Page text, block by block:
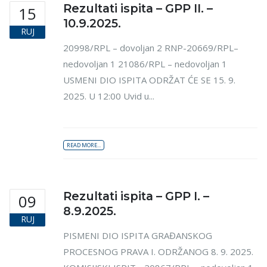
15
RUJ
Rezultati ispita – GPP II. –
10.9.2025.
20998/RPL – dovoljan 2 RNP-20669/RPL–
nedovoljan 1 21086/RPL – nedovoljan 1
USMENI DIO ISPITA ODRŽAT ĆE SE 15. 9.
2025. U 12:00 Uvid u...
READ MORE...
09
RUJ
Rezultati ispita – GPP I. –
8.9.2025.
PISMENI DIO ISPITA GRAĐANSKOG
PROCESNOG PRAVA I. ODRŽANOG 8. 9. 2025.